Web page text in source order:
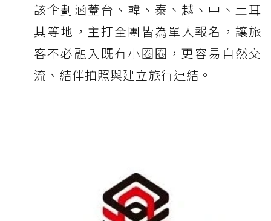
該企劃涵蓋台、韓、泰、越、中、土耳
其等地，主打全團皆為單人報名，讓旅
客不必融入既有小圈圈，更容易自然交
流、結伴拍照與建立旅行連結。